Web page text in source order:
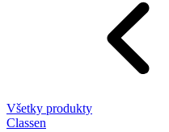
Všetky produkty
Classen